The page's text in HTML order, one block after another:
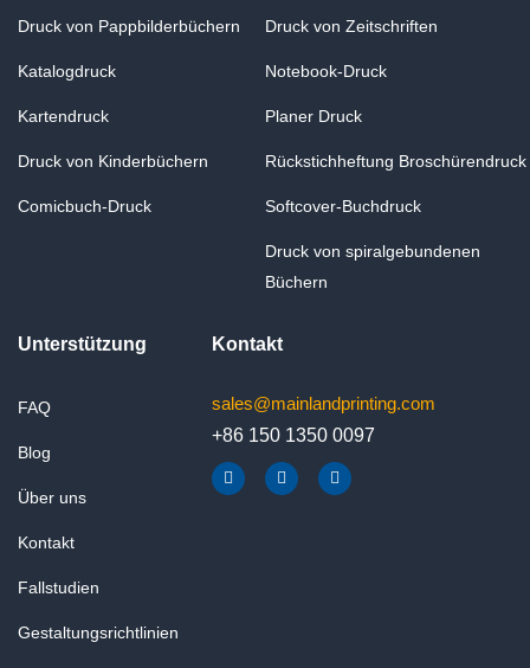
Druck von Pappbilderbüchern
Katalogdruck
Kartendruck
Druck von Kinderbüchern
Comicbuch-Druck
Druck von Zeitschriften
Notebook-Druck
Planer Druck
Rückstichheftung Broschürendruck
Softcover-Buchdruck
Druck von spiralgebundenen
Büchern
Unterstützung
FAQ
Blog
Über uns
Kontakt
Fallstudien
Gestaltungsrichtlinien
Kontakt
sales@mainlandprinting.com
+86 150 1350 0097
F
a
c
Y
o
u
L
i
n